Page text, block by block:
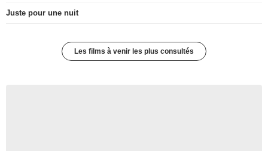
Juste pour une nuit
Les films à venir les plus consultés